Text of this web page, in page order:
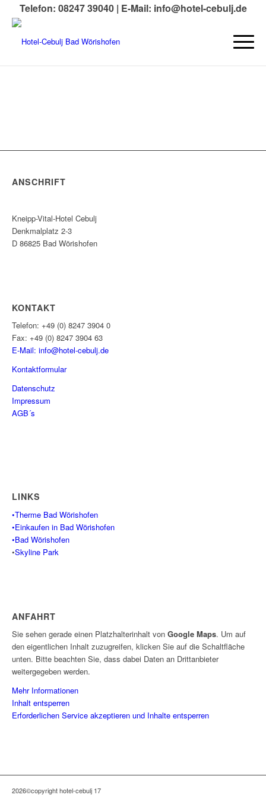
Telefon: 08247 39040 | E-Mail: info@hotel-cebulj.de
ANSCHRIFT
Kneipp-Vital-Hotel Cebulj
Denkmalplatz 2-3
D 86825 Bad Wörishofen
KONTAKT
Telefon: +49 (0) 8247 3904 0
Fax: +49 (0) 8247 3904 63
E-Mail: info@hotel-cebulj.de
Kontaktformular
Datenschutz
Impressum
AGB´s
LINKS
•Therme Bad Wörishofen
•Einkaufen in Bad Wörishofen
•Bad Wörishofen
•Skyline Park
ANFAHRT
Sie sehen gerade einen Platzhalterinhalt von Google Maps. Um auf
den eigentlichen Inhalt zuzugreifen, klicken Sie auf die Schaltfläche
unten. Bitte beachten Sie, dass dabei Daten an Drittanbieter
weitergegeben werden.
Mehr Informationen
Inhalt entsperren
Erforderlichen Service akzeptieren und Inhalte entsperren
2026©copyright hotel-cebulj 17